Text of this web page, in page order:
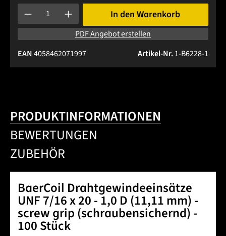
Produkt Anzahl: Gib den gewünschten Wert ein oder
In den Warenkorb
PDF Angebot erstellen
Artikel-Nr.1-B6228-1
EAN4058462071997
PRODUKTINFORMATIONEN
BEWERTUNGEN
ZUBEHÖR
BaerCoil Drahtgewindeeinsätze
UNF 7/16 x 20 - 1,0 D (11,11 mm) -
screw grip (schraubensichernd) -
100 Stück